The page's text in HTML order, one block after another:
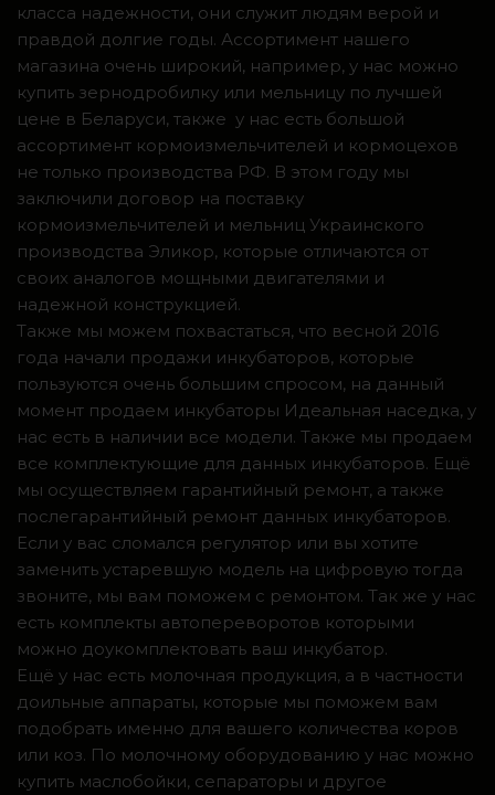
класса надежности, они служит людям верой и
правдой долгие годы. Ассортимент нашего
магазина очень широкий, например, у нас можно
купить зернодробилку или мельницу по лучшей
цене в Беларуси, также у нас есть большой
ассортимент кормоизмельчителей и кормоцехов
не только производства РФ. В этом году мы
заключили договор на поставку
кормоизмельчителей и мельниц Украинского
производства Эликор, которые отличаются от
своих аналогов мощными двигателями и
надежной конструкцией.
Также мы можем похвастаться, что весной 2016
года начали продажи инкубаторов, которые
пользуются очень большим спросом, на данный
момент продаем инкубаторы Идеальная наседка, у
нас есть в наличии все модели. Также мы продаем
все комплектующие для данных инкубаторов. Ещё
мы осуществляем гарантийный ремонт, а также
послегарантийный ремонт данных инкубаторов.
Если у вас сломался регулятор или вы хотите
заменить устаревшую модель на цифровую тогда
звоните, мы вам поможем с ремонтом. Так же у нас
есть комплекты автопереворотов которыми
можно доукомплектовать ваш инкубатор.
Ещё у нас есть молочная продукция, а в частности
доильные аппараты, которые мы поможем вам
подобрать именно для вашего количества коров
или коз. По молочному оборудованию у нас можно
купить маслобойки, сепараторы и другое